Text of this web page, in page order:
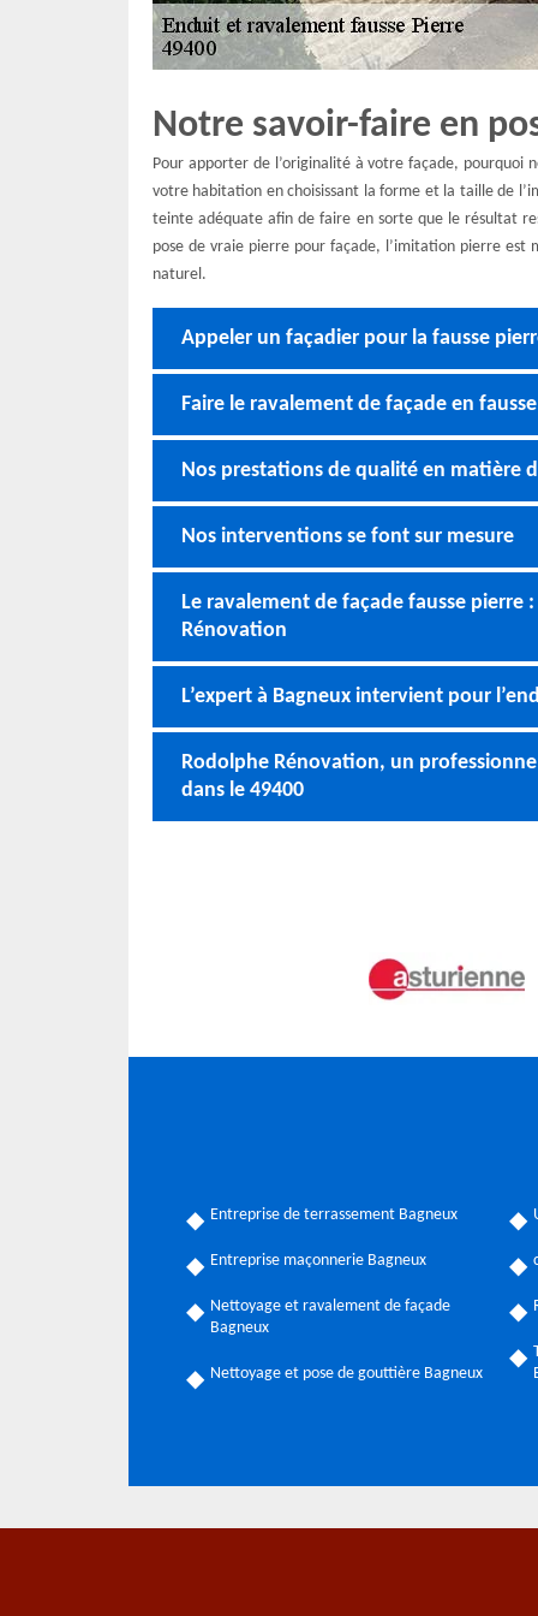
Notre savoir-faire en
Pour apporter de l’originalité à votre façade, pourquoi
votre habitation en choisissant la forme et la taille de
teinte adéquate afin de faire en sorte que le résultat
pose de vraie pierre pour façade, l’imitation pierre est
naturel.
Appeler un façadier pour la fausse
Faire le ravalement de façade en
Nos prestations de qualité en matière
Nos interventions se font sur mesure
Le ravalement de façade fausse pierre
Rénovation
L’expert à Bagneux intervient pour
Rodolphe Rénovation, un
dans le 49400
Entreprise de terrassement Bagneux
Entreprise maçonnerie Bagneux
Nettoyage et ravalement de façade
Bagneux
Nettoyage et pose de gouttière Bagneux